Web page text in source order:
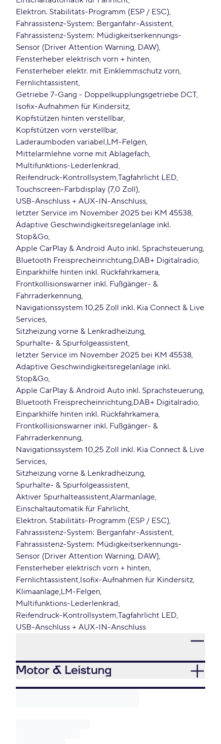
Elektron. Stabilitäts-Programm (ESP / ESC)
Fahrassistenz-System: Berganfahr-Assistent
Fahrassistenz-System: Müdigkeitserkennungs-
Sensor (Driver Attention Warning, DAW)
Fensterheber elektrisch vorn + hinten
Fensterheber elektr. mit Einklemmschutz vorn
Fernlichtassistent
Getriebe 7-Gang - Doppelkupplungsgetriebe DCT
Isofix-Aufnahmen für Kindersitz
Kopfstützen hinten verstellbar
Kopfstützen vorn verstellbar
Laderaumboden variabel LM-Felgen
Mittelarmlehne vorne mit Ablagefach
Multifunktions-Lederlenkrad
Reifendruck-Kontrollsystem Tagfahrlicht LED
Touchscreen-Farbdisplay (7,0 Zoll)
USB-Anschluss + AUX-IN-Anschluss
letzter Service im November 2025 bei KM 45538
Adaptive Geschwindigkeitsregelanlage inkl.
Stop&Go
Apple CarPlay & Android Auto inkl. Sprachsteuerung
Bluetooth Freisprecheinrichtung DAB+ Digitalradio
Einparkhilfe hinten inkl. Rückfahrkamera
Frontkollisionswarner inkl. Fußgänger- &
Fahrraderkennung
Navigationssystem 10,25 Zoll inkl. Kia Connect & Live
Services
Sitzheizung vorne & Lenkradheizung
Spurhalte- & Spurfolgeassistent
letzter Service im November 2025 bei KM 45538
Adaptive Geschwindigkeitsregelanlage inkl.
Stop&Go
Apple CarPlay & Android Auto inkl. Sprachsteuerung
Bluetooth Freisprecheinrichtung DAB+ Digitalradio
Einparkhilfe hinten inkl. Rückfahrkamera
Frontkollisionswarner inkl. Fußgänger- &
Fahrraderkennung
Navigationssystem 10,25 Zoll inkl. Kia Connect & Live
Services
Sitzheizung vorne & Lenkradheizung
Spurhalte- & Spurfolgeassistent
Aktiver SpurhalteassistentAlarmanlage
Einschaltautomatik für Fahrlicht
Elektron. Stabilitäts-Programm (ESP / ESC)
Fahrassistenz-System: Berganfahr-Assistent
Fahrassistenz-System: Müdigkeitserkennungs-
Sensor (Driver Attention Warning, DAW)
Fensterheber elektrisch vorn + hinten
Fernlichtassistent Isofix-Aufnahmen für Kindersitz
Klimaanlage LM-Felgen
Multifunktions-Lederlenkrad
Reifendruck-Kontrollsystem Tagfahrlicht LED
USB-Anschluss + AUX-IN-Anschluss
Motor & Leistung